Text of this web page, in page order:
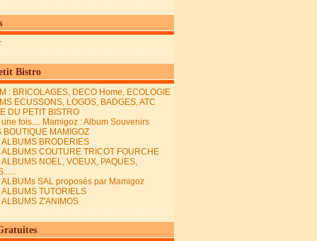
Bistro
: BRICOLAGES, DECO Home, ECOLOGIE
ECUSSONS, LOGOS, BADGES, ATC
DU PETIT BISTRO
fois.... Mamigoz : Album Souvenirs
BOUTIQUE MAMIGOZ
ALBUMS BRODERIES
ALBUMS COUTURE TRICOT FOURCHE
ALBUMS NOEL, VOEUX, PAQUES,
ALBUMs SAL proposés par Mamigoz
ALBUMS TUTORIELS
ALBUMS Z'ANIMOS